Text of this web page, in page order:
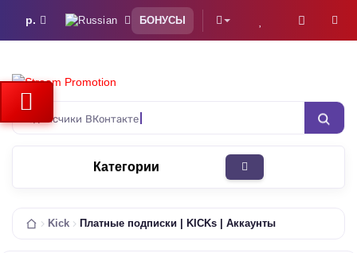
р. БОНУСЫ
подписчики ВКонтакте
Категории
Kick Платные подписки | KICKs | Аккаунты